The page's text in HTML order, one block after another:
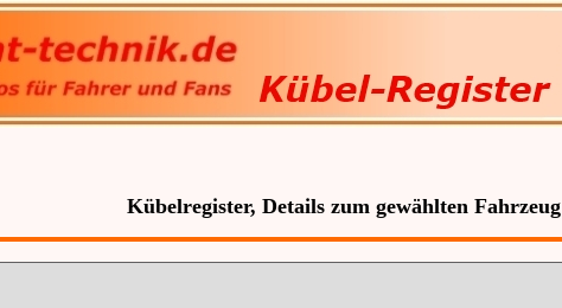
Kübelregister, Details zum gewählten Fahrzeug